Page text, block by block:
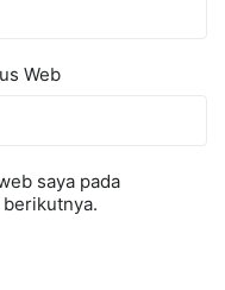
Web
saya pada